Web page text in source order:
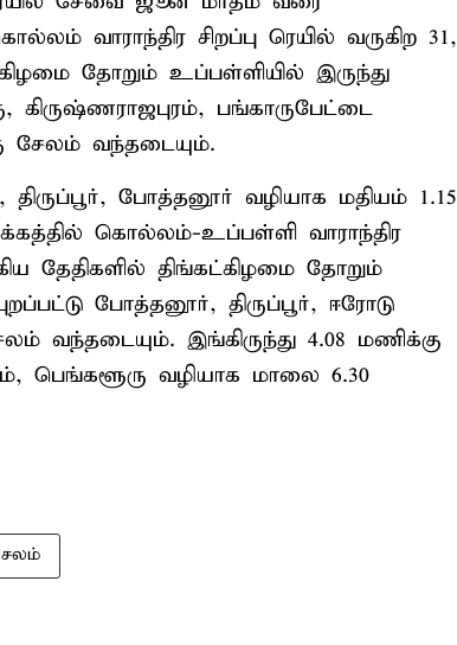
வாராந்திர சிறப்பு ரெயில் வருகிற 31,
தோறும் உப்பள்ளியில் இருந்து
கிருஷ்ணராஜபுரம், பங்காருபேட்டை
சேலம் வந்தடையும்.
திருப்பூர், போத்தனூர் வழியாக மதியம் 1.15
கொல்லம்-உப்பள்ளி வாராந்திர
தேதிகளில் திங்கட்கிழமை தோறும்
போத்தனூர், திருப்பூர், ஈரோடு
வந்தடையும். இங்கிருந்து 4.08 மணிக்கு
பெங்களூரு வழியாக மாலை 6.30